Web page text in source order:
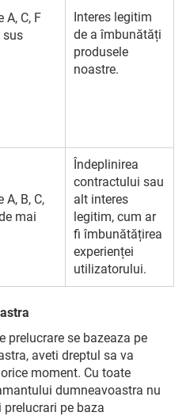
A, C, F
sus
Interes legitim
de a îmbunătăți
produsele
noastre.
A, B, C,
mai
Îndeplinirea
contractului sau
alt interes
legitim, cum ar
fi îmbunătățirea
experienței
utilizatorului.
prelucrare se bazeaza pe
aveti dreptul sa va
moment. Cu toate
dumneavoastra nu
pe baza